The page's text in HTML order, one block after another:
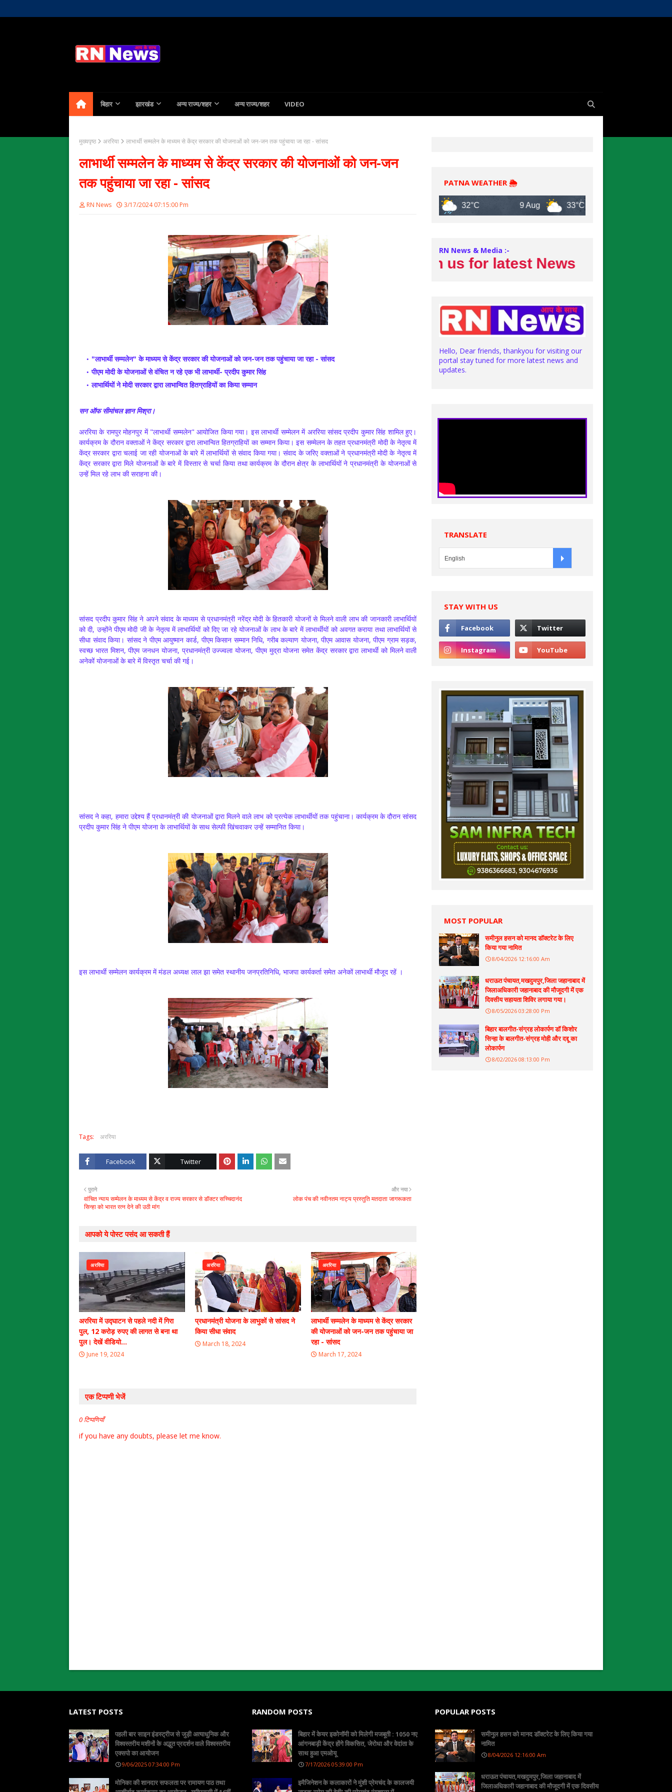
बिहार झारखंड अन्य राज्य/शहर अन्य राज्य/शहर VIDEO
मुख्यपृष्ठ अररिया लाभार्थी सम्मलेन के माध्यम से केंद्र सरकार की योजनाओं को जन-जन तक पहुंचाया जा रहा - सांसद
लाभार्थी सम्मलेन के माध्यम से केंद्र सरकार की योजनाओं को जन-जन
तक पहुंचाया जा रहा - सांसद
RN News 3/17/2024 07:15:00 Pm
"लाभार्थी सम्मलेन" के माध्यम से केंद्र सरकार की योजनाओं को जन-जन तक पहुंचाया जा रहा - सांसद
पीएम मोदी के योजनाओं से वंचित न रहे एक भी लाभार्थी- प्रदीप कुमार सिंह
लाभार्थियों ने मोदी सरकार द्वारा लाभान्वित हितग्राहियों का किया सम्मान
सन ऑफ सीमांचल ज्ञान मिश्रा।
अररिया के रामपुर मोहनपुर में "लाभार्थी सम्मलेन" आयोजित किया गया। इस लाभार्थी सम्मेलन में अररिया सांसद प्रदीप कुमार सिंह शामिल हुए।
कार्यक्रम के दौरान वक्ताओं ने केंद्र सरकार द्वारा लाभान्वित हितग्राहियों का सम्मान किया। इस सम्मेलन के तहत प्रधानमंत्री मोदी के नेतृत्व में
केंद्र सरकार द्वारा चलाई जा रही योजनाओं के बारे में लाभार्थियों से संवाद किया गया। संवाद के जरिए वक्ताओं ने प्रधानमंत्री मोदी के नेतृत्व में
केंद्र सरकार द्वारा मिले योजनाओं के बारे में विस्तार से चर्चा किया तथा कार्यक्रम के दौरान क्षेत्र के लाभार्थियों ने प्रधानमंत्री के योजनाओं से
उन्हें मिल रहे लाभ की सराहना की।
सांसद प्रदीप कुमार सिंह ने अपने संवाद के माध्यम से प्रधानमंत्री नरेंद्र मोदी के हितकारी योजनों से मिलने वाली लाभ की जानकारी लाभार्थियों
को दी, उन्होंने पीएम मोदी जी के नेतृत्व में लाभार्थियों को दिए जा रहे योजनाओं के लाभ के बारे में लाभार्थीयों को अवगत कराया तथा लाभार्थियों से
सीधा संवाद किया। सांसद ने पीएम आयुष्मान कार्ड, पीएम किसान सम्मान निधि, गरीब कल्याण योजना, पीएम आवास योजना, पीएम ग्राम सड़क,
स्वच्छ भारत मिशन, पीएम जनधन योजना, प्रधानमंत्री उज्ज्वला योजना, पीएम मुद्रा योजना समेत केंद्र सरकार द्वारा लाभार्थी को मिलने वाली
अनेकों योजनाओं के बारे में विस्तृत चर्चा की गई।
सांसद ने कहा, हमारा उद्देश्य हैं प्रधानमंत्री की योजनाओं द्वारा मिलने वाले लाभ को प्रत्येक लाभार्थीयों तक पहुंचाना। कार्यक्रम के दौरान सांसद
प्रदीप कुमार सिंह ने पीएम योजना के लाभार्थियों के साथ सेल्फी खिंचवाकर उन्हें सम्मानित किया।
इस लाभार्थी सम्मेलन कार्यक्रम में मंडल अध्यक्ष लाल झा समेत स्थानीय जनप्रतिनिधि, भाजपा कार्यकर्ता समेत अनेकों लाभार्थी मौजूद रहें ।
Tags: अररिया
Facebook Twitter
और नया
लोक पंच की नवीनतम नाट्य प्रस्तुति मतदाता जागरूकता
पुराने
वांचित न्याय सम्मेलन के माध्यम से केंद्र व राज्य सरकार से डॉक्टर सच्चिदानंद
सिन्हा को भारत रत्न देने की उठी मांग
आपको ये पोस्ट पसंद आ सकती हैं
अररिया
अररिया में उद्घाटन से पहले नदी में गिरा
पुल, 12 करोड़ रुपए की लागत से बना था
पुल। देखें वीडियो...
June 19, 2024
अररिया
प्रधानमंत्री योजना के लाभुकों से सांसद ने
किया सीधा संवाद
March 18, 2024
अररिया
लाभार्थी सम्मलेन के माध्यम से केंद्र सरकार
की योजनाओं को जन-जन तक पहुंचाया जा
रहा - सांसद
March 17, 2024
एक टिप्पणी भेजें
0 टिप्पणियाँ
if you have any doubts, please let me know.
PATNA WEATHER 🌦️
32°C 33°C
RN News & Media :-
Stay with us for latest News
Hello, Dear friends, thankyou for visiting our
portal stay tuned for more latest news and
updates.
TRANSLATE
STAY WITH US
MOST POPULAR
समीनुल हसन को मानद डॉक्टरेट के लिए
किया गया नामित
8/04/2026 12:16:00 Am
धराऊत पंचायत,मखदुमपुर,जिला जहानाबाद में
जिलाअधिकारी जहानाबाद की मौजूदगी में एक
दिवसीय सहायता शिविर लगाया गया।
8/05/2026 03:28:00 Pm
बिहार बालगीत-संग्रह लोकार्पण डॉ किशोर
सिन्हा के बालगीत-संग्रह मोही और दद्दू का
लोकार्पण
8/02/2026 08:13:00 Pm
LATEST POSTS
पहली बार साइन इंडस्ट्रीज से जुड़ी अत्याधुनिक और
विश्वस्तरीय मशीनों के अद्भुत प्रदर्शन वाले विश्वस्तरीय
एक्सपो का आयोजन
9/06/2025 07:34:00 Pm
मोनिका की शानदार सफलता पर रामायण पाठ तथा
RANDOM POSTS
बिहार में केयर इकोनॉमी को मिलेगी मजबूती : 1050 नए
आंगनबाड़ी केंद्र होंगे विकसित, जेरोधा और वेदांता के
साथ हुआ एमओयू
7/17/2026 05:39:00 Pm
इमैजिनेशन के कलाकारों ने मुंशी प्रेमचंद के कालजयी
POPULAR POSTS
समीनुल हसन को मानद डॉक्टरेट के लिए किया गया
नामित
8/04/2026 12:16:00 Am
धराऊत पंचायत,मखदुमपुर,जिला जहानाबाद में
जिलाअधिकारी जहानाबाद की मौजूदगी में एक दिवसीय